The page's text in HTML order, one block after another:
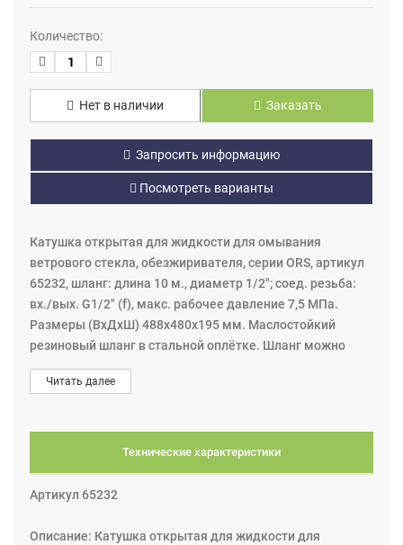
Количество:
Нет в наличии Заказать
Запросить информацию
Посмотреть варианты
Катушка открытая для жидкости для омывания
ветрового стекла, обезжиривателя, серии ORS, артикул
65232, шланг: длина 10 м., диаметр 1/2"; соед. резьба:
вх./вых. G1/2" (f), макс. рабочее давление 7,5 МПа.
Размеры (ВхДхШ) 488х480х195 мм. Маслостойкий
резиновый шланг в стальной оплётке. Шланг можно
вытянуть до нужной длины и зафиксировать с помощью
механизма. Потянув за шланг, защёлка освобождается
Читать далее
Технические характеристики
Артикул 65232
Описание: Катушка открытая для жидкости для